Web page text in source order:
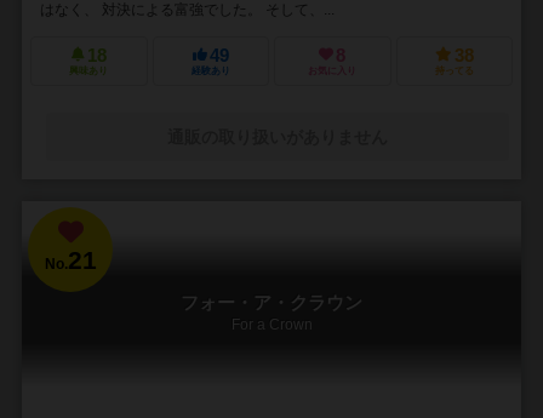
はなく、 対決による富強でした。 そして、...
18
興味あり
49
経験あり
8
お気に入り
38
持ってる
No.21
フォー・ア・クラウン
For a Crown